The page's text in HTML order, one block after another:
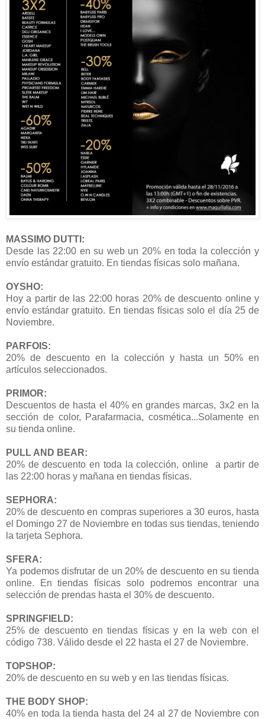
MASSIMO DUTTI:
Desde las 22:00 en su web un 20% en toda la colección y
envío estándar gratuito. En tiendas físicas solo mañana.
OYSHO:
Hoy a partir de las 22:00 horas 20% de descuento online y
envío estándar gratuito. En tiendas físicas solo el día 25 de
Noviembre.
PARFOIS:
20% de descuento en la colección y hasta un 50% en
artículos seleccionados.
PRIMOR:
Descuentos de hasta el 40% en grandes marcas, 3x2 en la
sección de color, Parafarmacia, cosmética...Solamente en
su tienda online.
PULL AND BEAR:
20% de descuento en toda la colección, online a partir de
las 22:00 horas y mañana en tiendas físicas.
SEPHORA:
20% de descuento en compras superiores a 30 euros, hasta
el Domingo 27 de Noviembre en todas sus tiendas, teniendo
la tarjeta Sephora.
SFERA:
Ya podemos disfrutar de un 20% de descuento en su tienda
online. En tiendas físicas solo podremos encontrar una
selección de prendas hasta el 30% de descuento.
SPRINGFIELD:
25% de descuento en tiendas físicas y en la web con el
código 738. Válido desde el 22 hasta el 27 de Noviembre.
TOPSHOP:
20% de descuento en su web y en las tiendas físicas.
THE BODY SHOP:
40% en toda la tienda hasta del 24 al 27 de Noviembre con